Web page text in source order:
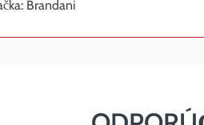
Brandani